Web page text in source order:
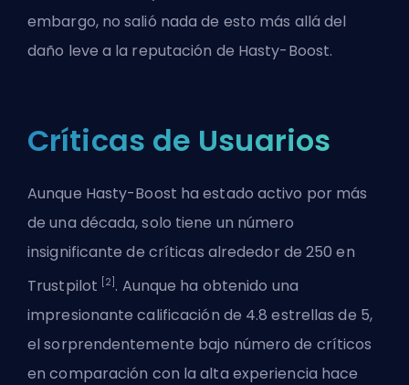
embargo, no salió nada de esto más allá del
daño leve a la reputación de Hasty-Boost.
Críticas de Usuarios
Aunque Hasty-Boost ha estado activo por más
de una década, solo tiene un número
insignificante de críticas alrededor de 250 en
Trustpilot [2] . Aunque ha obtenido una
impresionante calificación de 4.8 estrellas de 5,
el sorprendentemente bajo número de críticos
en comparación con la alta experiencia hace